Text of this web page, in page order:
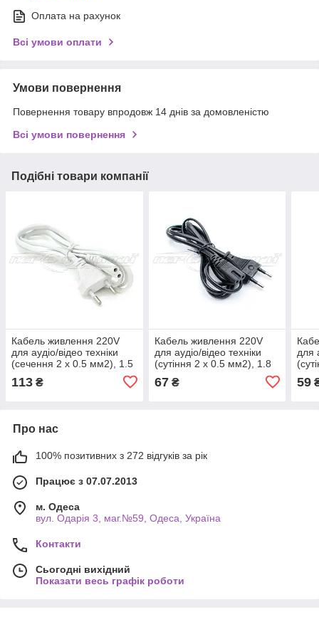
Оплата на рахунок
Всі умови оплати
Умови повернення
Повернення товару впродовж 14 днів за домовленістю
Всі умови повернення
Подібні товари компанії
Кабель живлення 220V
для аудіо/відео техніки
(сечення 2 х 0.5 мм2), 1.5
113 ₴
Кабель живлення 220V
для аудіо/відео техніки
(сутіння 2 х 0.5 мм2), 1.8
67₴
для
59
Про нас
100% позитивних з 272 відгуків за рік
Працює з 07.07.2013
м. Одеса
вул. Одарiя 3, маг.№59, Одеса, Україна
Контакти
Сьогодні вихідний
Показати весь графік роботи